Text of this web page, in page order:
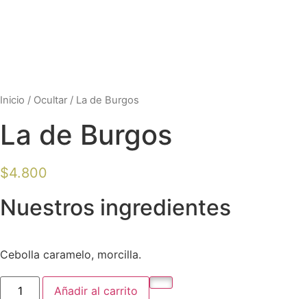
Inicio / Ocultar / La de Burgos
La de Burgos
$4.800
Nuestros ingredientes
Cebolla caramelo, morcilla.
Añadir al carrito